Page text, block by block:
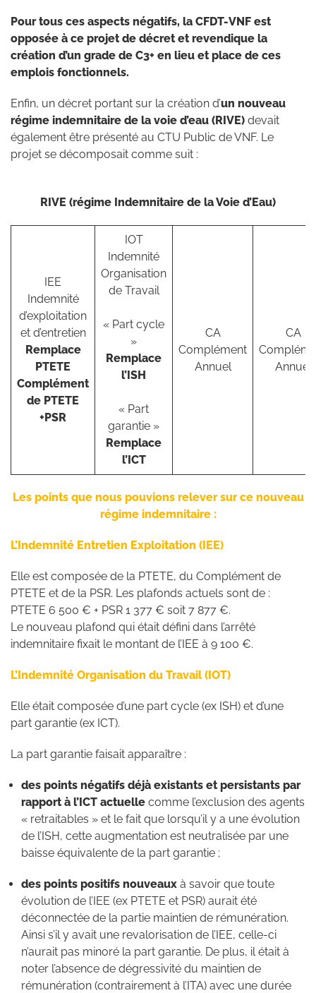
Pour tous ces aspects négatifs, la CFDT-VNF est
opposée à ce projet de décret et revendique la
création d’un grade de C3+ en lieu et place de ces
emplois fonctionnels.
Enfin, un décret portant sur la création d’un nouveau
régime indemnitaire de la voie d’eau (RIVE) devait
également être présenté au CTU Public de VNF. Le
projet se décomposait comme suit :
RIVE (régime Indemnitaire de la Voie d’Eau)
IEE
Indemnité
d’exploitation
et d’entretien
Remplace
PTETE
Complément
de PTETE
+PSR
IOT
Indemnité
Organisation
de Travail
« Part cycle
»
Remplace
l’ISH
« Part
garantie »
Remplace
l’ICT
CA
Complément
Annuel
CA
Annuel
Les points que nous pouvions relever sur ce nouveau
régime indemnitaire :
L’Indemnité Entretien Exploitation (IEE)
Elle est composée de la PTETE, du Complément de
PTETE et de la PSR. Les plafonds actuels sont de :
PTETE 6 500 € + PSR 1 377 € soit 7 877 €.
Le nouveau plafond qui était défini dans l’arrêté
indemnitaire fixait le montant de l’IEE à 9 100 €.
L’Indemnité Organisation du Travail (IOT)
Elle était composée d’une part cycle (ex ISH) et d’une
part garantie (ex ICT).
La part garantie faisait apparaître :
des points négatifs déjà existants et persistants par
rapport à l’ICT actuelle comme l’exclusion des agents
« retraitables » et le fait que lorsqu’il y a une évolution
de l’ISH, cette augmentation est neutralisée par une
baisse équivalente de la part garantie ;
des points positifs nouveaux à savoir que toute
évolution de l’IEE (ex PTETE et PSR) aurait été
déconnectée de la partie maintien de rémunération.
Ainsi s’il y avait une revalorisation de l’IEE, celle-ci
n’aurait pas minoré la part garantie. De plus, il était à
noter l’absence de dégressivité du maintien de
rémunération (contrairement à l’ITA) avec une durée